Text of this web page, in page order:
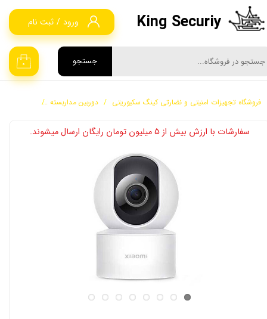
جستجو ۰
King Securiy ورود / ثبت نام
حساب کاربری من
تغییر گذر واژه
سفارشات
فروشگاه تجهیزات امنیتی و نضارتی کینگ سکیوریتی دوربین مداربسته
​​سفارشات با ارزش بیش از 5 میلیون تومان رایگان ارسال میشوند.